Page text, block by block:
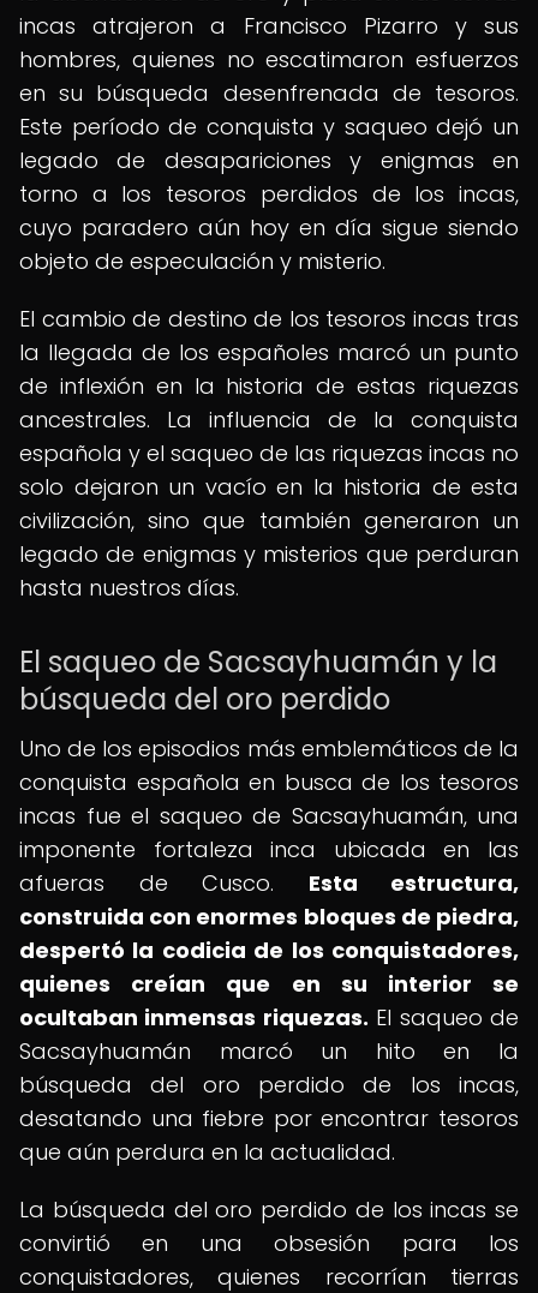
incas atrajeron a Francisco Pizarro y sus
hombres, quienes no escatimaron esfuerzos
en su búsqueda desenfrenada de tesoros.
Este período de conquista y saqueo dejó un
legado de desapariciones y enigmas en
torno a los tesoros perdidos de los incas,
cuyo paradero aún hoy en día sigue siendo
objeto de especulación y misterio.
El cambio de destino de los tesoros incas tras
la llegada de los españoles marcó un punto
de inflexión en la historia de estas riquezas
ancestrales. La influencia de la conquista
española y el saqueo de las riquezas incas no
solo dejaron un vacío en la historia de esta
civilización, sino que también generaron un
legado de enigmas y misterios que perduran
hasta nuestros días.
El saqueo de Sacsayhuamán y la
búsqueda del oro perdido
Uno de los episodios más emblemáticos de la
conquista española en busca de los tesoros
incas fue el saqueo de Sacsayhuamán, una
imponente fortaleza inca ubicada en las
afueras de Cusco. Esta estructura,
construida con enormes bloques de piedra,
despertó la codicia de los conquistadores,
quienes creían que en su interior se
ocultaban inmensas riquezas. El saqueo de
Sacsayhuamán marcó un hito en la
búsqueda del oro perdido de los incas,
desatando una fiebre por encontrar tesoros
que aún perdura en la actualidad.
La búsqueda del oro perdido de los incas se
convirtió en una obsesión para los
conquistadores, quienes recorrían tierras